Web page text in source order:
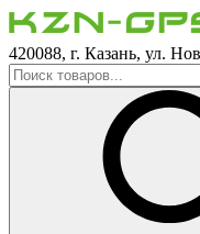
420088, г. Казань, ул.